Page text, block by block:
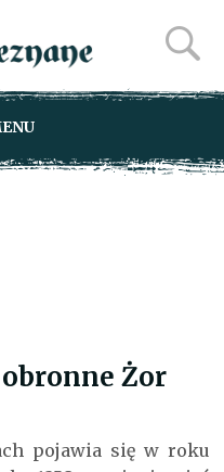
Żor
pojawia się w roku